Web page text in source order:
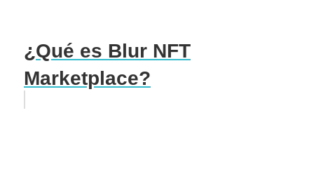
¿Qué es Blur NFT
Marketplace?